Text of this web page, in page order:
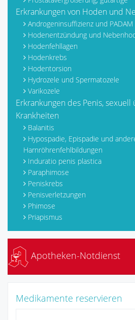
Erkrankungen von Hoden und
Androgeninsuffizienz und PADAM
Hodenentzündung und
Hodenfehllagen
Hodenkrebs
Hodentorsion
Hydrozele und Spermatozele
Varikozele
Erkrankungen des Penis,
Krankheiten
Balanitis
Hypospadie, Epispadie und
Harnröhrenfehlbildungen
Induratio penis plastica
Paraphimose
Peniskrebs
Penisverletzungen
Phimose
Priapismus
Apotheken-Notdienst
Medikamente reservieren